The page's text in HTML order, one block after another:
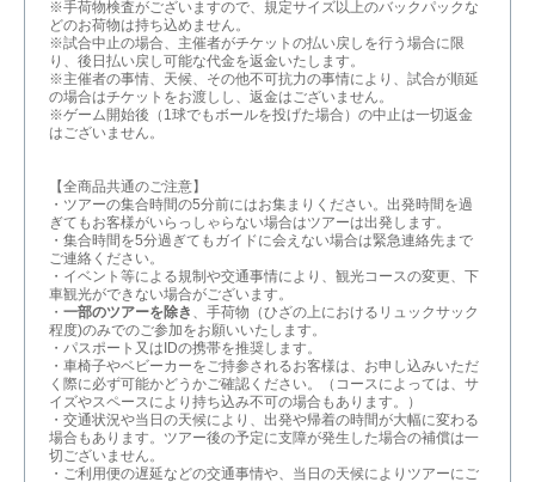
※手荷物検査がございますので、規定サイズ以上のバックパックな
どのお荷物は持ち込めません。
※試合中止の場合、主催者がチケットの払い戻しを行う場合に限
り、後日払い戻し可能な代金を返金いたします。
※主催者の事情、天候、その他不可抗力の事情により、試合が順延
の場合はチケットをお渡しし、返金はございません。
※ゲーム開始後（1球でもボールを投げた場合）の中止は一切返金
はございません。
【全商品共通のご注意】
・ツアーの集合時間の5分前にはお集まりください。出発時間を過
ぎてもお客様がいらっしゃらない場合はツアーは出発します。
・集合時間を5分過ぎてもガイドに会えない場合は緊急連絡先まで
ご連絡ください。
・イベント等による規制や交通事情により、観光コースの変更、下
車観光ができない場合がございます。
・ 一部のツアーを除き
、手荷物（ひざの上におけるリュックサック
程度)のみでのご参加をお願いいたします。
・パスポート又はIDの携帯を推奨します。
・車椅子やベビーカーをご持参されるお客様は、お申し込みいただ
く際に必ず可能かどうかご確認ください。（コースによっては、サ
イズやスペースにより持ち込み不可の場合もあります。）
・交通状況や当日の天候により、出発や帰着の時間が大幅に変わる
場合もあります。ツアー後の予定に支障が発生した場合の補償は一
切ございません。
・ご利用便の遅延などの交通事情や、当日の天候によりツアーにご